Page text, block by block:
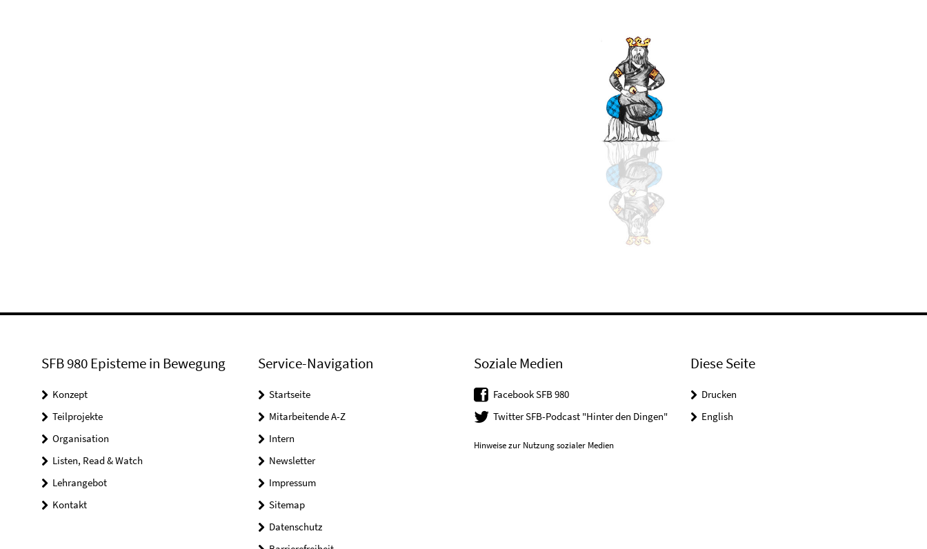
SFB 980 Episteme in Bewegung
Konzept
Teilprojekte
Organisation
Listen, Read & Watch
Lehrangebot
Kontakt
Service-Navigation
Startseite
Mitarbeitende A-Z
Intern
Newsletter
Impressum
Sitemap
Datenschutz
Soziale Medien
Facebook SFB 980
Twitter SFB-Podcast "Hinter den Dingen"
Hinweise zur Nutzung sozialer Medien
Diese Seite
Drucken
English